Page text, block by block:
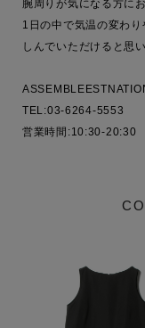
腕周りが気になる方に
1日の中で気温の変わ
しんでいただけると思
TEL:03-6264-5553
営業時間:10:30-20:30